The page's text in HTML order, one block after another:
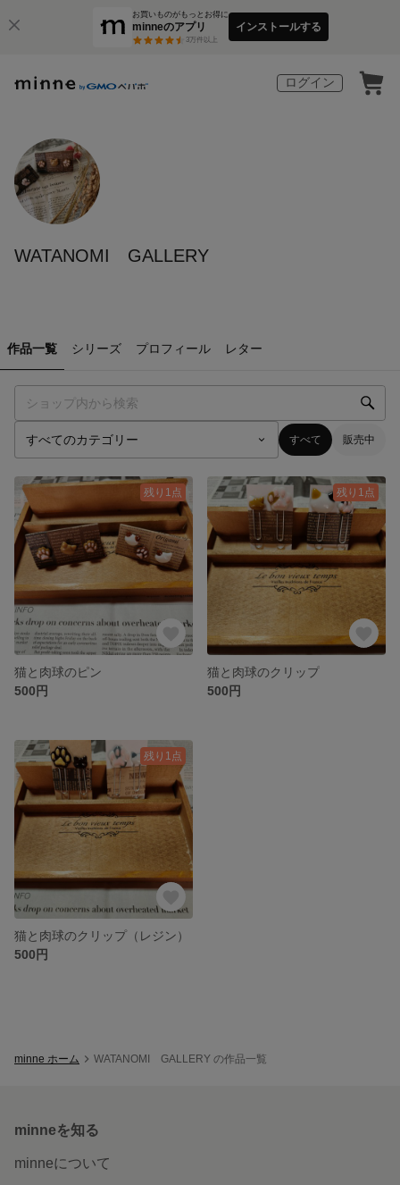
お買いものがもっとお得に
minneのアプリ
3万件以上
インストールする
ログイン
WATANOMI GALLERY
作品一覧 シリーズ プロフィール レター
すべて 販売中
残り1点
猫と肉球のピン
500円
残り1点
猫と肉球のクリップ
500円
残り1点
猫と肉球のクリップ（レジン）
500円
minne ホーム WATANOMI GALLERY の作品一覧
minneを知る
minneについて